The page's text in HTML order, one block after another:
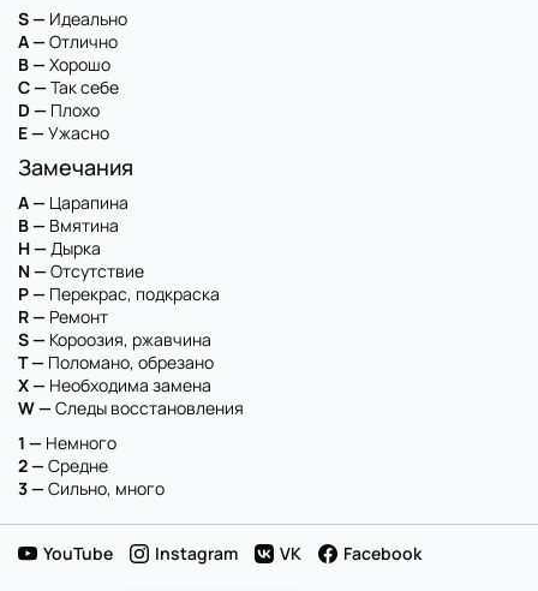
S — Идеально
A — Отлично
B — Хорошо
C — Так себе
D — Плохо
E — Ужасно
Замечания
A — Царапина
B — Вмятина
H — Дырка
N — Отсутствие
P — Перекрас, подкраска
R — Ремонт
S — Короозия, ржавчина
T — Поломано, обрезано
X — Необходима замена
W — Следы восстановления
1 — Немного
2 — Средне
3 — Сильно, много
YouTube Instagram VK Facebook